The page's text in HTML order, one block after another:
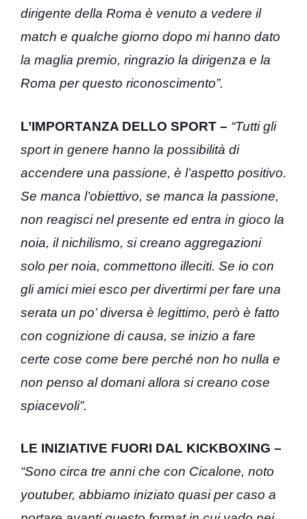
dirigente della Roma è venuto a vedere il
match e qualche giorno dopo mi hanno dato
la maglia premio, ringrazio la dirigenza e la
Roma per questo riconoscimento”.
L’IMPORTANZA DELLO SPORT – “Tutti gli
sport in genere hanno la possibilità di
accendere una passione, è l’aspetto positivo.
Se manca l’obiettivo, se manca la passione,
non reagisci nel presente ed entra in gioco la
noia, il nichilismo, si creano aggregazioni
solo per noia, commettono illeciti. Se io con
gli amici miei esco per divertirmi per fare una
serata un po’ diversa è legittimo, però è fatto
con cognizione di causa, se inizio a fare
certe cose come bere perché non ho nulla e
non penso al domani allora si creano cose
spiacevoli”.
LE INIZIATIVE FUORI DAL KICKBOXING –
“Sono circa tre anni che con Cicalone, noto
youtuber, abbiamo iniziato quasi per caso a